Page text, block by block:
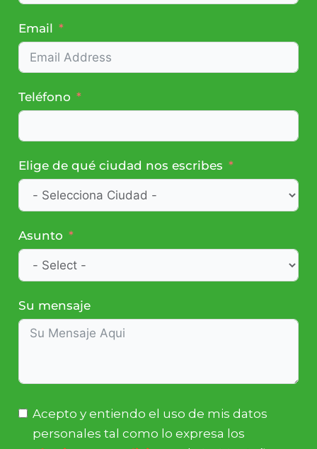
Email
Teléfono
Elige de qué ciudad nos escribes
Asunto
Su mensaje
Acepto y entiendo el uso de mis datos
personales tal como lo expresa los